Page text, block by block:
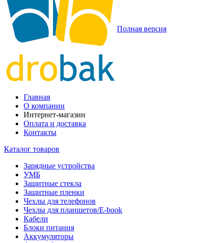
Полная версия
Главная
О компании
Интернет-магазин
Оплата и доставка
Контакты
Каталог товаров
Зарядные устройства
УМБ
Защитные стекла
Защитные пленки
Чехлы для телефонов
Чехлы для планшетов/E-book
Кабели
Блоки питания
Аккумуляторы